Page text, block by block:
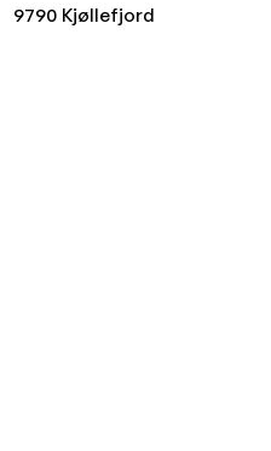
9790 Kjøllefjord